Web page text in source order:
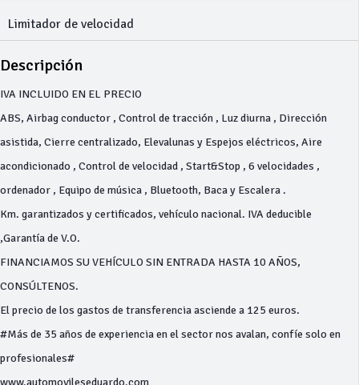
Limitador de velocidad
Descripción
IVA INCLUIDO EN EL PRECIO
ABS, Airbag conductor , Control de tracción , Luz diurna , Dirección
asistida, Cierre centralizado, Elevalunas y Espejos eléctricos, Aire
acondicionado , Control de velocidad , Start&Stop , 6 velocidades ,
ordenador , Equipo de música , Bluetooth, Baca y Escalera .
Km. garantizados y certificados, vehículo nacional. IVA deducible
,Garantía de V.O.
FINANCIAMOS SU VEHÍCULO SIN ENTRADA HASTA 10 AÑOS,
CONSÚLTENOS.
El precio de los gastos de transferencia asciende a 125 euros.
#Más de 35 años de experiencia en el sector nos avalan, confíe solo en
profesionales#
www.automovileseduardo.com